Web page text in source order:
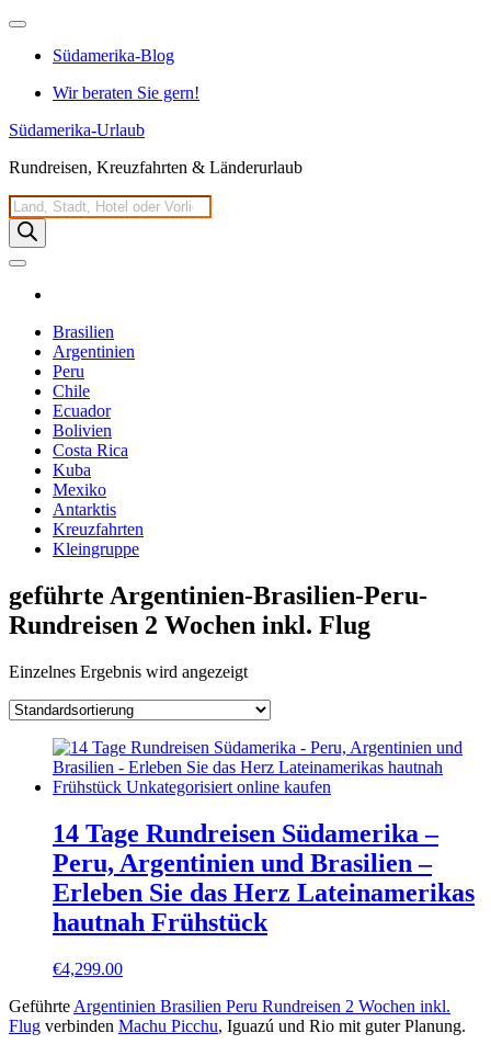
Zum
springenSüdamerika-Blog
Wir beraten Sie gern!
Südamerika-Urlaub
Rundreisen, Kreuzfahrten & Länderurlaub
Products
search
Brasilien
Argentinien
Peru
Chile
Ecuador
Bolivien
Costa Rica
Kuba
Mexiko
Antarktis
Kreuzfahrten
Kleingruppe
geführte Argentinien-Brasilien-Peru-
Rundreisen 2 Wochen inkl. Flug
Einzelnes Ergebnis wird angezeigt
14 Tage Rundreisen Südamerika –
Peru, Argentinien und Brasilien –
Erleben Sie das Herz Lateinamerikas
hautnah Frühstück
€4,299.00
Geführte Argentinien Brasilien Peru Rundreisen 2 Wochen inkl.
Flug verbinden Machu Picchu, Iguazú und Rio mit guter Planung.